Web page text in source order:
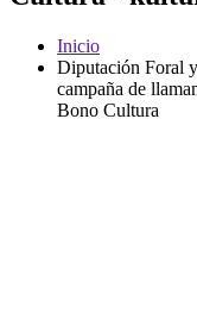
Inicio
Diputación Foral
campaña de
Bono Cultura